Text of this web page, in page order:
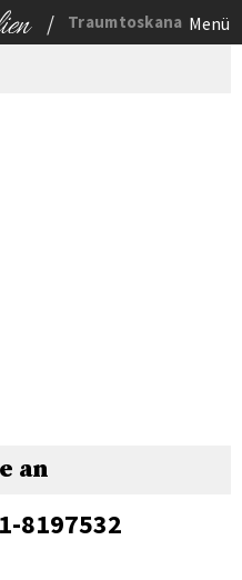
/ Traumtoskana Menü
an
8197532